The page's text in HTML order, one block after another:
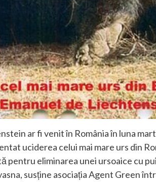
ar fi venit în România în luna
uciderea celui mai mare urs din
pentru eliminarea unei ursoaice cu
susține asociația Agent Green